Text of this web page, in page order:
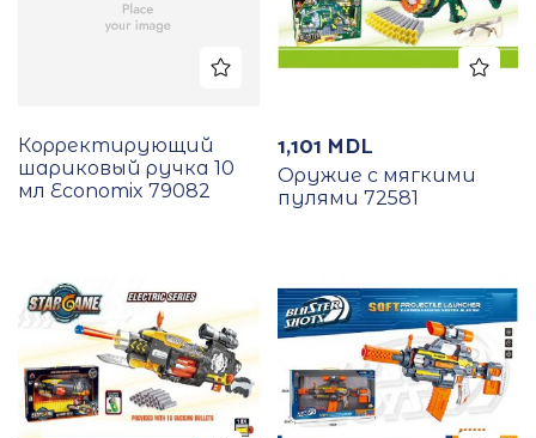
Корректирующий
шариковый ручка 10
мл Economix 79082
1,101 MDL
Оружие с мягкими
пулями 72581